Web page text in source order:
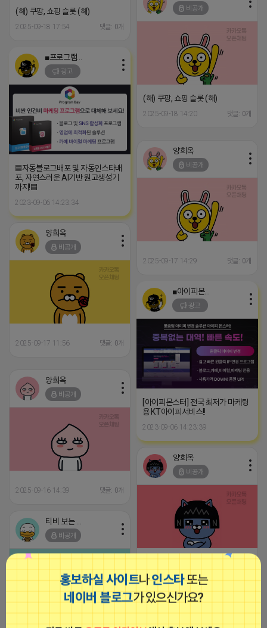
홍보하실 사이트나인스타또는
네이버 블로그가 있으신가요?
(해) 쿠팡, 쇼핑 슬롯 (해)
2025-09-18 17:54 댓글: 0개
비공개
(해) 쿠팡, 쇼핑 슬롯 (해)
2025-09-18 14:20 댓글: 0개
광고
▤자동블로그배포 및 자동인스타배
포, 자연스러운 AI기반 원고생성기
까지!▤
2023-09-06 14:23:34
양희옥
비공개
2025-09-17 14:29 댓글: 0개
양희옥
비공개
2025-09-17 11:56 댓글: 0개
■아이피몬스터■
광고
[아이피몬스터] 전국 최저가 마케팅
용 KT아이피서비스!!
2023-09-06 14:23:39
양희옥
비공개
2025-09-16 14:39 댓글: 0개
양희옥
비공개
2025-09-15 14:59 댓글: 0개
비공개
로드제인